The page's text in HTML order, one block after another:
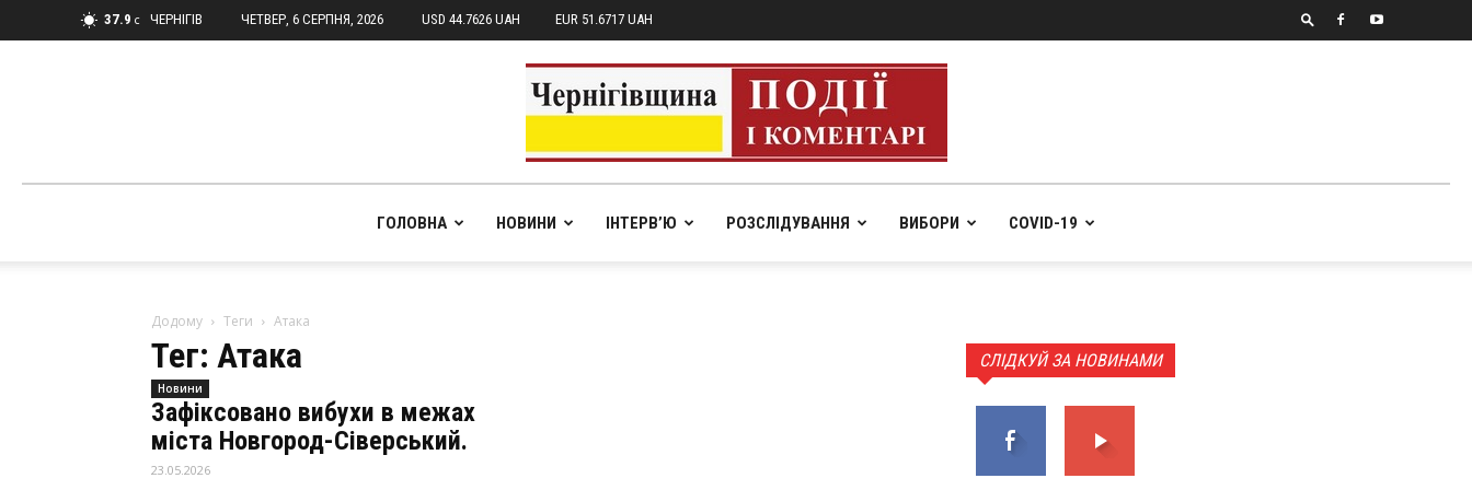
37.9 C ЧЕРНІГІВ ЧЕТВЕР, 6 СЕРПНЯ, 2026 USD 44.7626 UAH EUR 51.6717 UAH
pik.in.ua
ГОЛОВНА НОВИНИ ІНТЕРВ’Ю РОЗСЛІДУВАННЯ ВИБОРИ COVID-19
Додому Теги Атака
Тег: Атака
Новини
Зафіксовано вибухи в межах
міста Новгород-Сіверський.
23.05.2026
СЛІДКУЙ ЗА НОВИНАМИ